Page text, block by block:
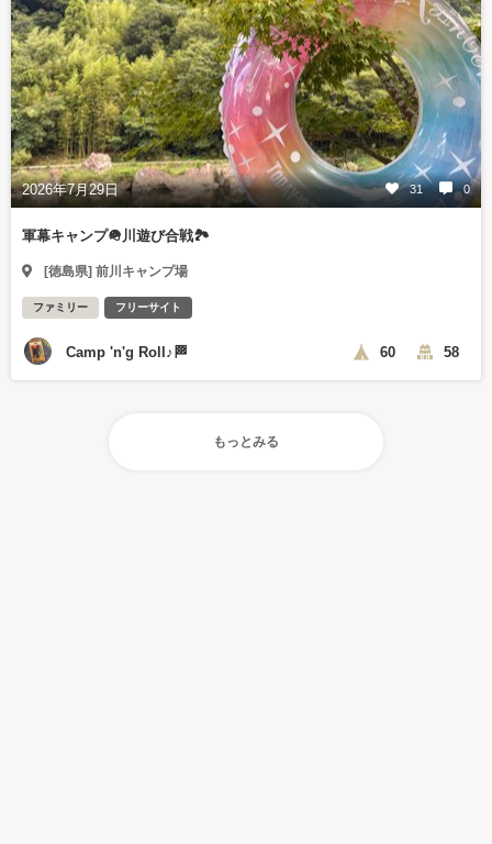
2026年7月29日 31 0
軍幕キャンプ🪖川遊び合戦🏞️
[徳島県] 前川キャンプ場
ファミリー フリーサイト
Camp 'n'g Roll♪🏁 60 58
もっとみる